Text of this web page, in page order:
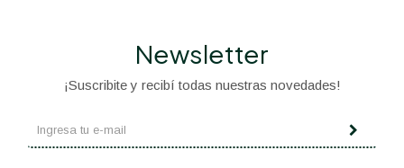
Newsletter
¡Suscribite y recibí todas nuestras novedades!